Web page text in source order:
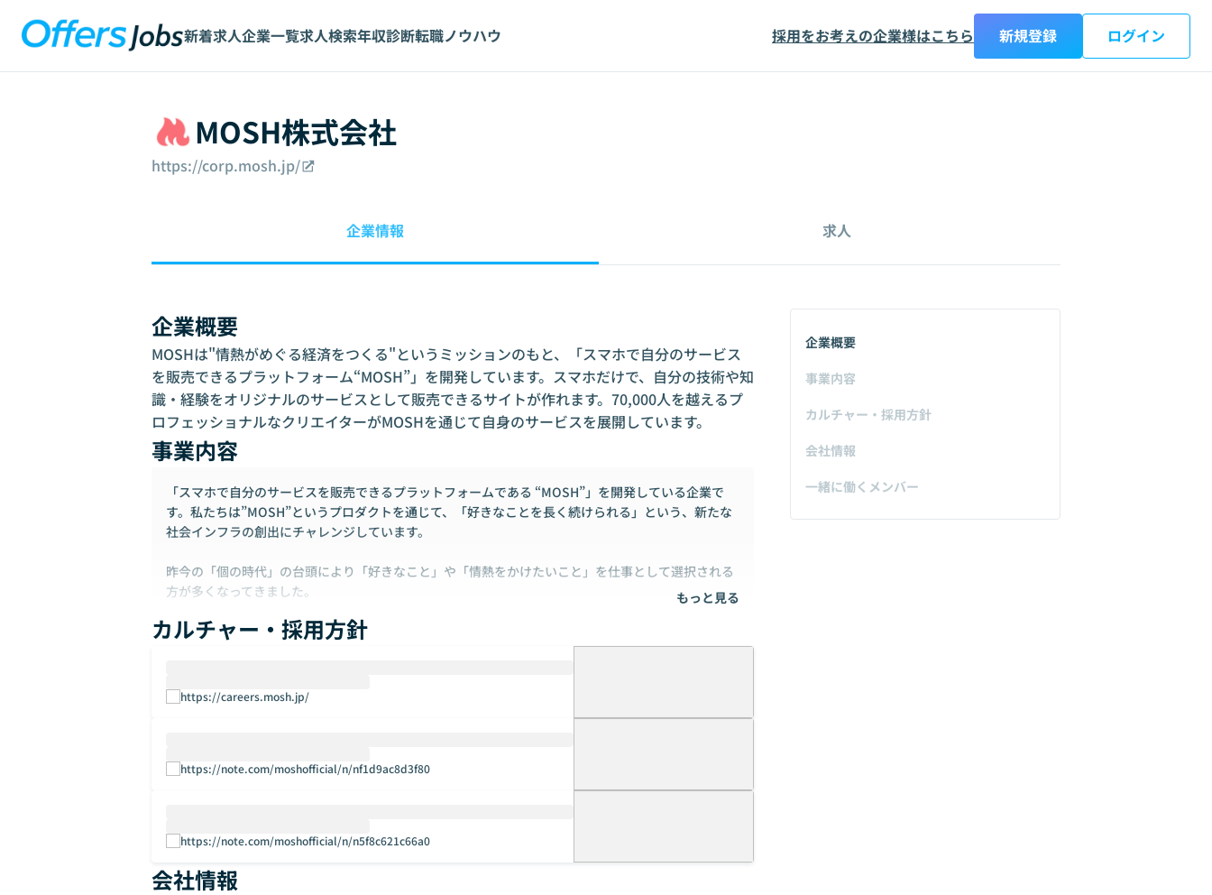
新着求人企業一覧求人検索年収診断転職ノウハウ 採用をお考えの企業様はこちら 新規登録 ログイン
MOSH株式会社
https://corp.mosh.jp/
企業情報 求人
企業概要
MOSHは"情熱がめぐる経済をつくる"というミッションのもと、「スマホで自分のサービス
を販売できるプラットフォーム“MOSH”」を開発しています。スマホだけで、自分の技術や知
識・経験をオリジナルのサービスとして販売できるサイトが作れます。70,000人を越えるプ
ロフェッショナルなクリエイターがMOSHを通じて自身のサービスを展開しています。
事業内容
「スマホで自分のサービスを販売できるプラットフォームである “MOSH”」を開発している企業で
す。私たちは”MOSH”というプロダクトを通じて、「好きなことを長く続けられる」という、新たな
社会インフラの創出にチャレンジしています。
昨今の「個の時代」の台頭により「好きなこと」や「情熱をかけたいこと」を仕事として選択される
方が多くなってきました。
一方で心から情熱を注げる仕事を個人で始めたとしても、個人事業主は3年で62.4%が廃業するなど、
「"好"きや"情熱"を長く続ける」仕組みが整っておらず、継続することが非常に困難を極めているの
これらによって個人の生き様の選択肢が広がり、自己実現豊かな社会づくりに貢献していくことが私
もっと見る
カルチャー・採用方針
https://careers.mosh.jp/
https://note.com/moshofficial/n/nf1d9ac8d3f80
https://note.com/moshofficial/n/n5f8c621c66a0
会社情報
企業概要
事業内容
カルチャー・採用方針
会社情報
一緒に働くメンバー